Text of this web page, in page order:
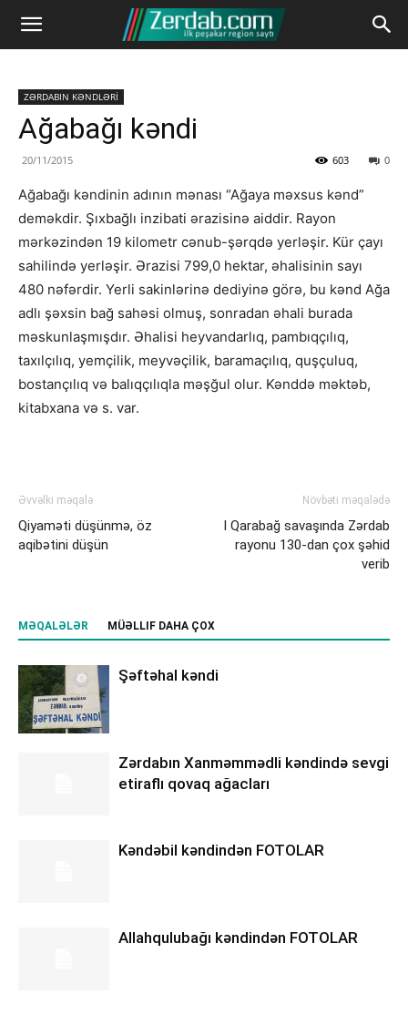
ZƏRDABIN KƏNDLƏRİ
Ağabağı kəndi
20/11/2015 0
603
Ağabağı kəndinin adının mənası “Ağaya məxsus kənd”
deməkdir. Şıxbağlı inzibati ərazisinə aiddir. Rayon
mərkəzindən 19 kilometr cənub-şərqdə yerləşir. Kür çayı
sahilində yerləşir. Ərazisi 799,0 hektar, əhalisinin sayı
480 nəfərdir. Yerli sakinlərinə dediyinə görə, bu kənd Ağa
adlı şəxsin bağ sahəsi olmuş, sonradan əhali burada
məskunlaşmışdır. Əhalisi heyvandarlıq, pambıqçılıq,
taxılçılıq, yemçilik, meyvəçilik, baramaçılıq, quşçuluq,
bostançılıq və balıqçılıqla məşğul olur. Kənddə məktəb,
kitabxana və s. var.
Əvvəlki məqalə
Qiyaməti düşünmə, öz
aqibətini düşün
Növbəti məqalədə
I Qarabağ savaşında Zərdab
rayonu 130-dan çox şəhid
verib
MƏQALƏLƏR MÜƏLLIF DAHA ÇOX
Şəftəhal kəndi
Zərdabın Xanməmmədli kəndində sevgi
etiraflı qovaq ağacları
Kəndəbil kəndindən FOTOLAR
Allahqulubağı kəndindən FOTOLAR